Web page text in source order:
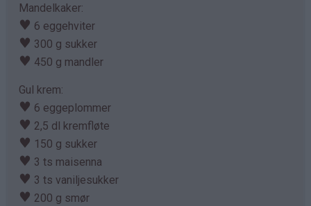
Mandelkaker:
♥ 6 eggehviter
♥ 300 g sukker
♥ 450 g mandler
Gul krem:
♥ 6 eggeplommer
♥ 2,5 dl kremfløte
♥ 150 g sukker
♥ 3 ts maisenna
♥ 3 ts vaniljesukker
♥ 200 g smør